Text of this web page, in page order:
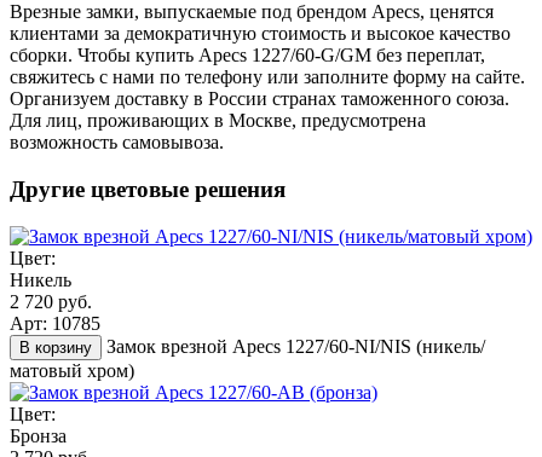
Врезные замки, выпускаемые под брендом Apecs, ценятся
клиентами за демократичную стоимость и высокое качество
сборки. Чтобы купить Apecs 1227/60-G/GM без переплат,
свяжитесь с нами по телефону или заполните форму на сайте.
Организуем доставку в России странах таможенного союза.
Для лиц, проживающих в Москве, предусмотрена
возможность самовывоза.
Другие цветовые решения
Цвет:
Никель
2 720 руб.
Арт: 10785
В корзину
Замок врезной Apecs 1227/60-NI/NIS (никель/
матовый хром)
Цвет:
Бронза